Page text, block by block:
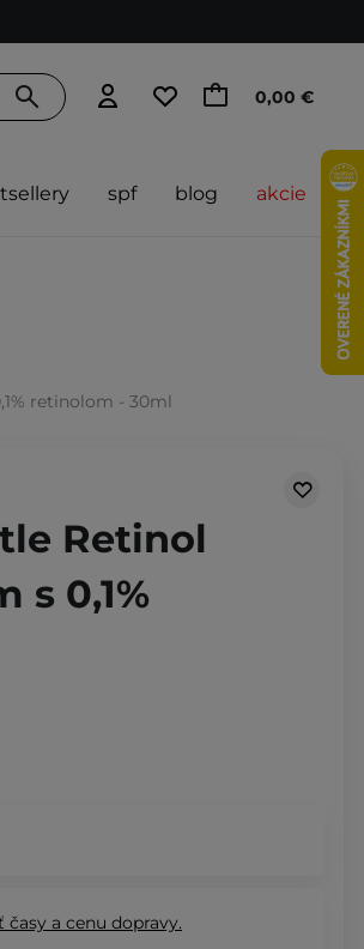
0,00 €
spf blog akcie
retinolom - 30ml
Retinol
s 0,1%
časy a cenu dopravy.